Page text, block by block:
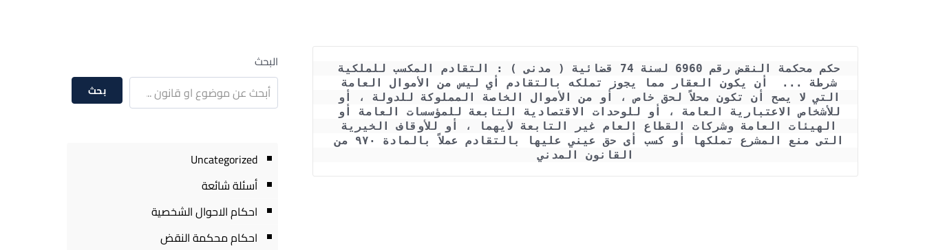
التى منع المشرع تملكها أو كسب أى حق عيني عليها بالتقادم عملاً بالمادة ٩٧٠ من
القانون المدني
البحث
بحث
Uncategorized
أسئلة شائعة
احكام الاحوال الشخصية
احكام محكمة النقض